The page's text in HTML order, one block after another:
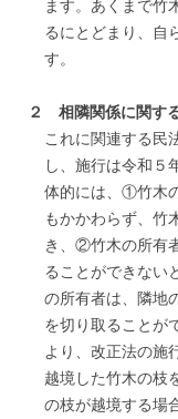
ます。あくまで竹
るにとどまり、自
す。
２ 相隣関係に関す
これに関連する民
し、施行は令和５
体的には、①竹木
もかかわらず、竹
き、②竹木の所有
ることができない
の所有者は、隣地
を切り取ることが
より、改正法の施
越境した竹木の枝
の枝が越境する場